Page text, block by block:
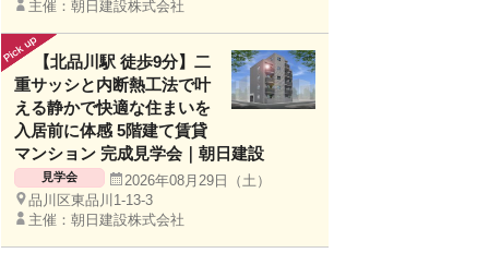
主催：朝日建設株式会社
【北品川駅 徒歩9分】二
重サッシと内断熱工法で叶
える静かで快適な住まいを
入居前に体感 5階建て賃貸
マンション 完成見学会｜朝日建設
見学会
2026年08月29日（土）
品川区東品川1-13-3
主催：朝日建設株式会社